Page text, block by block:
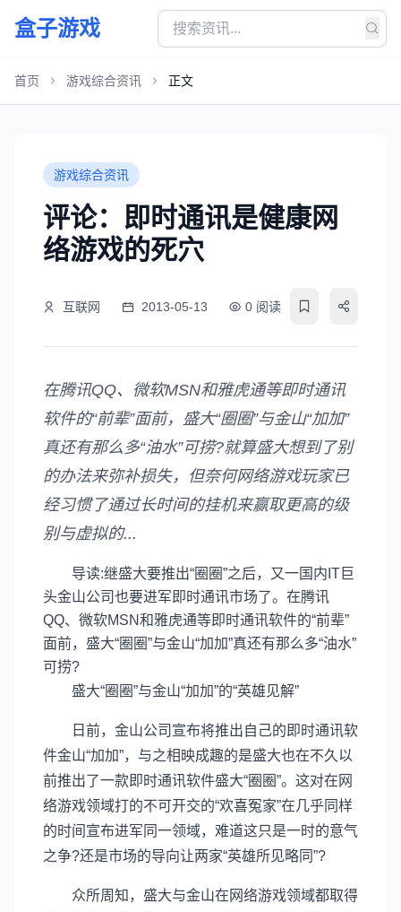
盒子游戏
首页 游戏综合资讯 正文
游戏综合资讯
评论：即时通讯是健康网
络游戏的死穴
互联网 2013-05-13 0 阅读
在腾讯QQ、微软MSN和雅虎通等即时通讯
软件的“前辈”面前，盛大“圈圈”与金山“加加”
真还有那么多“油水”可捞?就算盛大想到了别
的办法来弥补损失，但奈何网络游戏玩家已
经习惯了通过长时间的挂机来赢取更高的级
别与虚拟的...
导读:继盛大要推出“圈圈”之后，又一国内IT巨
头金山公司也要进军即时通讯市场了。在腾讯
QQ、微软MSN和雅虎通等即时通讯软件的“前辈”
面前，盛大“圈圈”与金山“加加”真还有那么多“油水”
可捞?
盛大“圈圈”与金山“加加”的“英雄见解”
日前，金山公司宣布将推出自己的即时通讯软
件金山“加加”，与之相映成趣的是盛大也在不久以
前推出了一款即时通讯软件盛大“圈圈”。这对在网
络游戏领域打的不可开交的“欢喜冤家”在几乎同样
的时间宣布进军同一领域，难道这只是一时的意气
之争?还是市场的导向让两家“英雄所见略同”?
众所周知，盛大与金山在网络游戏领域都取得